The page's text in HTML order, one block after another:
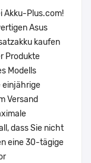
Akku-Plus.com!
Asus
kaufen
Produkte
Modells
einjährige
Versand
dass Sie nicht
eine 30-tägige